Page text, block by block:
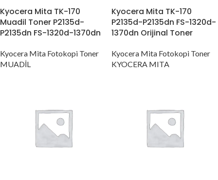
Kyocera Mita TK-170
Muadil Toner P2135d-
P2135dn FS-1320d-1370dn
Kyocera Mita Fotokopi Toner
MUADİL
Kyocera Mita TK-170
P2135d-P2135dn FS-1320d-
1370dn Orijinal Toner
Kyocera Mita Fotokopi Toner
KYOCERA MITA